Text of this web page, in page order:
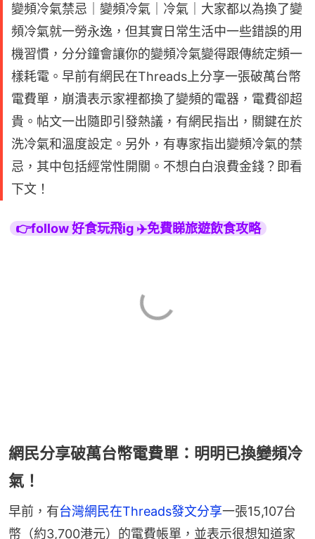
變頻冷氣禁忌｜變頻冷氣｜冷氣｜大家都以為換了變
頻冷氣就一勞永逸，但其實日常生活中一些錯誤的用
機習慣，分分鐘會讓你的變頻冷氣變得跟傳統定頻一
樣耗電。早前有網民在Threads上分享一張破萬台幣
電費單，崩潰表示家裡都換了變頻的電器，電費卻超
貴。帖文一出隨即引發熱議，有網民指出，關鍵在於
洗冷氣和溫度設定。另外，有專家指出變頻冷氣的禁
忌，其中包括經常性開關。不想白白浪費金錢？即看
下文！
👉follow 好食玩飛ig ✈️免費睇旅遊飲食攻略
網民分享破萬台幣電費單：明明已換變頻冷
氣！
早前，有台灣網民在Threads發文分享一張15,107台
幣（約3,700港元）的電費帳單，並表示很想知道家